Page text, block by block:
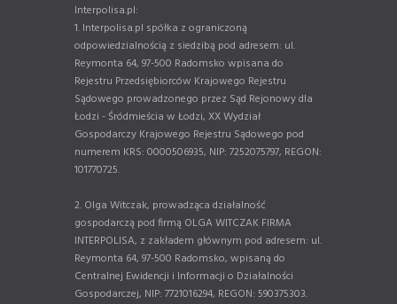
Interpolisa.pl:
1. Interpolisa.pl spółka z ograniczoną
odpowiedzialnością z siedzibą pod adresem: ul.
Reymonta 64, 97-500 Radomsko wpisana do
Rejestru Przedsiębiorców Krajowego Rejestru
Sądowego prowadzonego przez Sąd Rejonowy dla
Łodzi - Śródmieścia w Łodzi, XX Wydział
Gospodarczy Krajowego Rejestru Sądowego pod
numerem KRS: 0000506935, NIP: 7252075797, REGON:
101770725.
2. Olga Witczak, prowadząca działalność
gospodarczą pod firmą OLGA WITCZAK FIRMA
INTERPOLISA, z zakładem głównym pod adresem: ul.
Reymonta 64, 97-500 Radomsko, wpisaną do
Centralnej Ewidencji i Informacji o Działalności
Gospodarczej, NIP: 7721016294, REGON: 590375303.